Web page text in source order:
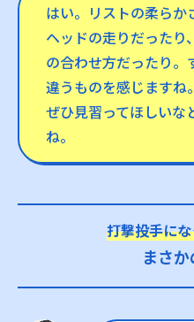
はい。リストの柔らか
ヘッドの走りだったり
の合わせ方だったり。
違うものを感じますね
ぜひ見習ってほしいな
ね。
打撃投手に
まさ